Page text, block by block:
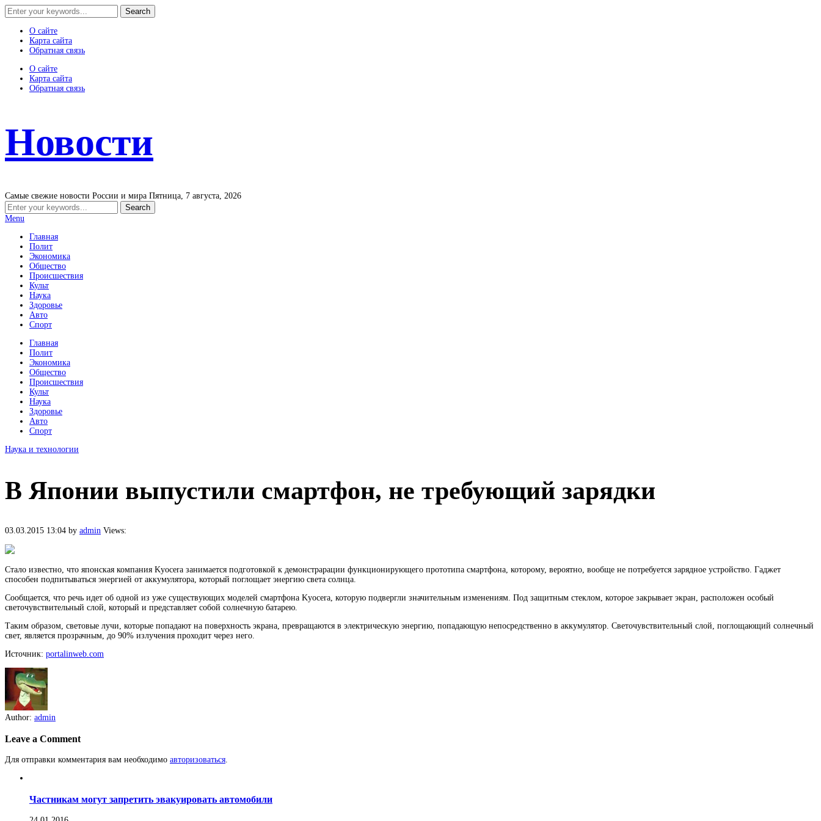
О сайте
Карта сайта
Обратная связь
О сайте
Карта сайта
Обратная связь
Новости
Самые свежие новости России и мира Пятница, 7 августа, 2026
Menu
Главная
Полит
Экономика
Общество
Происшествия
Культ
Наука
Здоровье
Авто
Спорт
Главная
Полит
Экономика
Общество
Происшествия
Культ
Наука
Здоровье
Авто
Спорт
Наука и технологии
В Японии выпустили смартфон, не требующий зарядки
03.03.2015 13:04 by admin Views:
Стало известно, что японская компания Kyocera занимается подготовкой к демонстрарации функционирующего прототипа смартфона, которому, вероятно, вообще не потребуется зарядное устройство. Гаджет
способен подпитываться энергией от аккумулятора, который поглощает энергию света солнца.
Сообщается, что речь идет об одной из уже существующих моделей смартфона Kyocera, которую подвергли значительным изменениям. Под защитным стеклом, которое закрывает экран, расположен особый
светочувствительный слой, который и представляет собой солнечную батарею.
Таким образом, световые лучи, которые попадают на поверхность экрана, превращаются в электрическую энергию, попадающую непосредственно в аккумулятор. Светочувствительный слой, поглощающий солнечный
свет, является прозрачным, до 90% излучения проходит через него.
Источник: portalinweb.com
Author: admin
Leave a Comment
Для отправки комментария вам необходимо авторизоваться.
Частникам могут запретить эвакуировать автомобили